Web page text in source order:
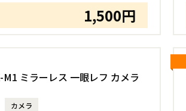
1,500円
M1 ミラーレス 一眼レフ カメラ
カメラ